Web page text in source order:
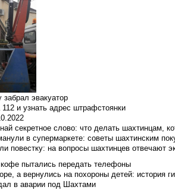
эвакуатор
и узнать адрес штрафстоянки
секретное слово: что делать шахтинцам,
в супермаркете: советы шахтинским
повестку: на вопросы шахтинцев отвечают
пытались передать телефоны
а вернулись на похороны детей: история
в аварии под Шахтами